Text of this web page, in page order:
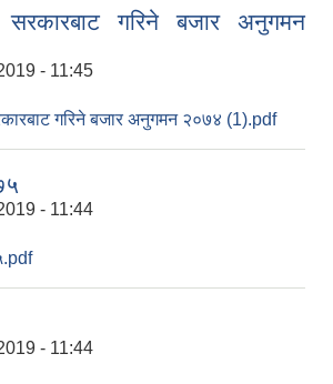
सरकारबाट गरिने बजार अनुगमन
- 11:45
गरिने बजार अनुगमन २०७४ (1).pdf
- 11:44
- 11:44